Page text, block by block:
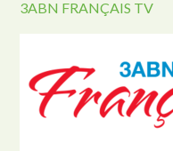
3ABN FRANÇAIS TV